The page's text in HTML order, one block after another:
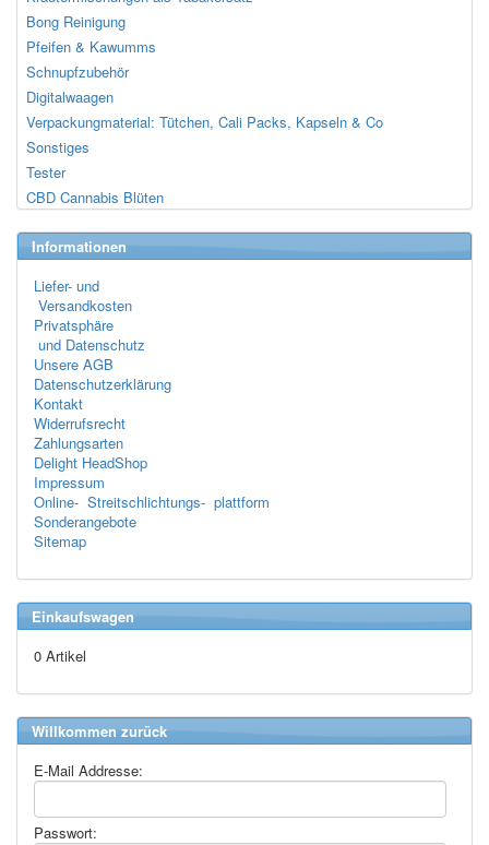
Bong Reinigung
Pfeifen & Kawumms
Schnupfzubehör
Digitalwaagen
Verpackungmaterial: Tütchen, Cali Packs, Kapseln & Co
Sonstiges
Tester
CBD Cannabis Blüten
Informationen
Liefer- und
Versandkosten
Privatsphäre
und Datenschutz
Unsere AGB
Datenschutzerklärung
Kontakt
Widerrufsrecht
Zahlungsarten
Delight HeadShop
Impressum
Online- Streitschlichtungs- plattform
Sonderangebote
Sitemap
Einkaufswagen
0 Artikel
Willkommen zurück
E-Mail Addresse:
Passwort: